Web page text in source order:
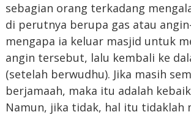
sebagian orang terkadang
di perutnya berupa gas atau
mengapa ia keluar masjid untuk
angin tersebut, lalu kembali ke
(setelah berwudhu). Jika masih
berjamaah, maka itu adalah
Namun, jika tidak, hal itu tidaklah